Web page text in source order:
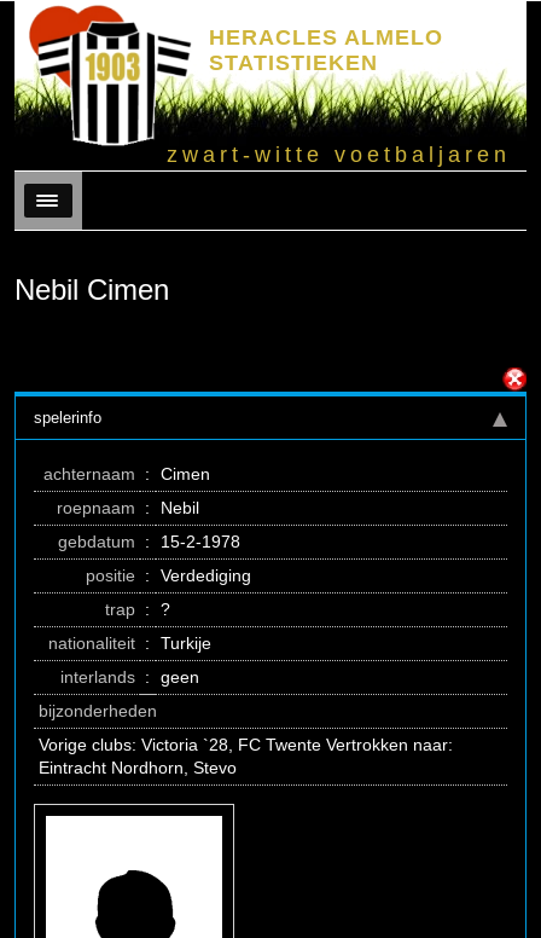
HERACLES ALMELO
STATISTIEKEN
zwart-witte voetbaljaren
Menu
Nebil Cimen
spelerinfo
achternaam :
Cimen
roepnaam
:
Nebil
gebdatum
:
15-2-1978
positie :
Verdediging
trap :
?
nationaliteit :
Turkije
interlands :
geen
bijzonderheden
Vorige clubs: Victoria `28, FC Twente Vertrokken naar:
Eintracht Nordhorn, Stevo